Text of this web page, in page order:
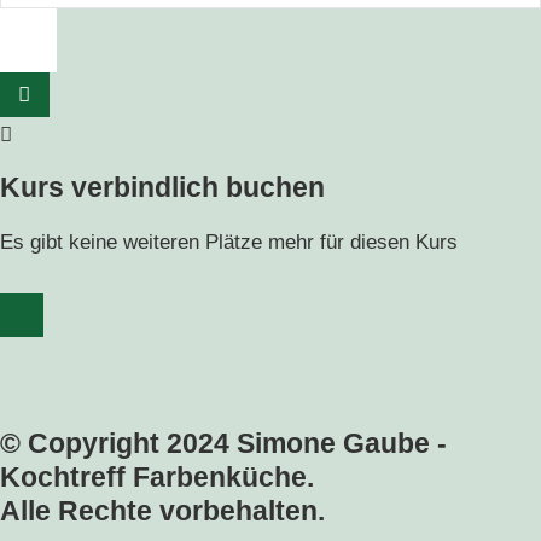
Herbst
Ausgebucht
[]
Der
vegetarische
Herbst
-
[]
Kurs verbindlich buchen
Es gibt keine weiteren Plätze mehr für diesen Kurs
© Copyright 2024 Simone Gaube -
Kochtreff Farbenküche.
Alle Rechte vorbehalten.